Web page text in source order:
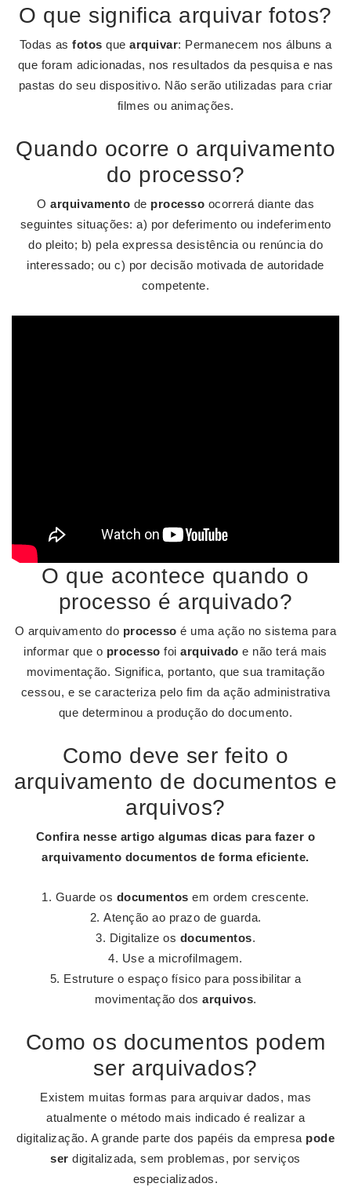
O que significa arquivar fotos?
Todas as fotos que arquivar: Permanecem nos álbuns a
que foram adicionadas, nos resultados da pesquisa e nas
pastas do seu dispositivo. Não serão utilizadas para criar
filmes ou animações.
Quando ocorre o arquivamento
do processo?
O arquivamento de processo ocorrerá diante das
seguintes situações: a) por deferimento ou indeferimento
do pleito; b) pela expressa desistência ou renúncia do
interessado; ou c) por decisão motivada de autoridade
competente.
O que acontece quando o
processo é arquivado?
O arquivamento do processo é uma ação no sistema para
informar que o processo foiarquivado e não terá mais
movimentação. Significa, portanto, que sua tramitação
cessou, e se caracteriza pelo fim da ação administrativa
que determinou a produção do documento.
Como deve ser feito o
arquivamento de documentos e
arquivos?
Confira nesse artigo algumas dicas para fazer o
arquivamento documentos de forma eficiente.
Guarde os documentos em ordem crescente.
Atenção ao prazo de guarda.
Digitalize os documentos.
Use a microfilmagem.
Estruture o espaço físico para possibilitar a
movimentação dos arquivos.
Como os documentos podem
ser arquivados?
Existem muitas formas para arquivar dados, mas
atualmente o método mais indicado é realizar a
digitalização. A grande parte dos papéis da empresa pode
ser digitalizada, sem problemas, por serviços
especializados.